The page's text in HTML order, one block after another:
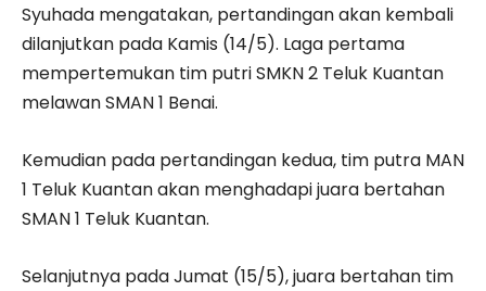
Syuhada mengatakan, pertandingan akan kembali
dilanjutkan pada Kamis (14/5). Laga pertama
mempertemukan tim putri SMKN 2 Teluk Kuantan
melawan SMAN 1 Benai.
Kemudian pada pertandingan kedua, tim putra MAN
1 Teluk Kuantan akan menghadapi juara bertahan
SMAN 1 Teluk Kuantan.
Selanjutnya pada Jumat (15/5), juara bertahan tim